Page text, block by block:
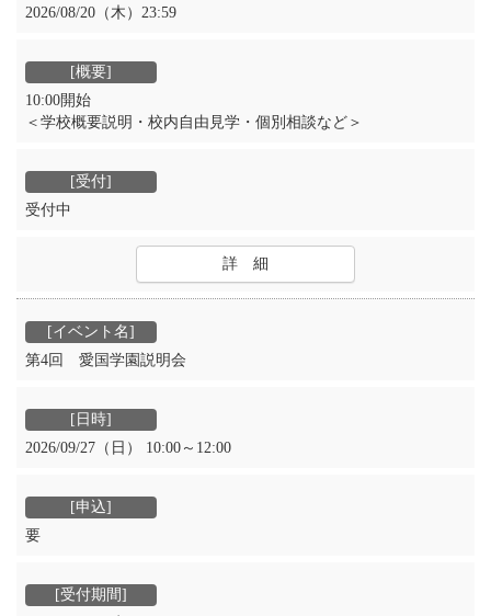
2026/08/20（木）23:59
10:00開始
＜学校概要説明・校内自由見学・個別相談など＞
受付中
詳 細
第4回 愛国学園説明会
2026/09/27（日） 10:00～12:00
要